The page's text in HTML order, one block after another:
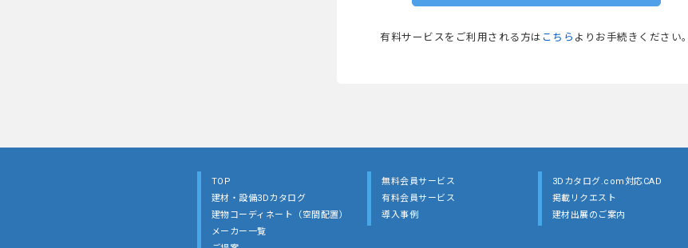
有料サービスをご利用される方は こちら よりお手続きください。
TOP
建材・設備3Dカタログ
建物コーディネート（空間配置）
メーカー一覧
無料会員サービス
有料会員サービス
導入事例
3Dカタログ.com対応CAD
掲載リクエスト
建材出展のご案内